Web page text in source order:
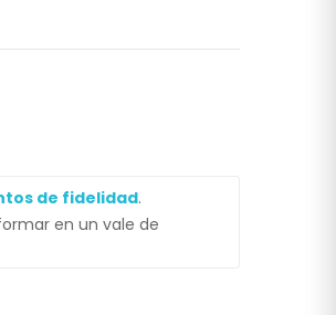
de fidelidad.
en un vale de